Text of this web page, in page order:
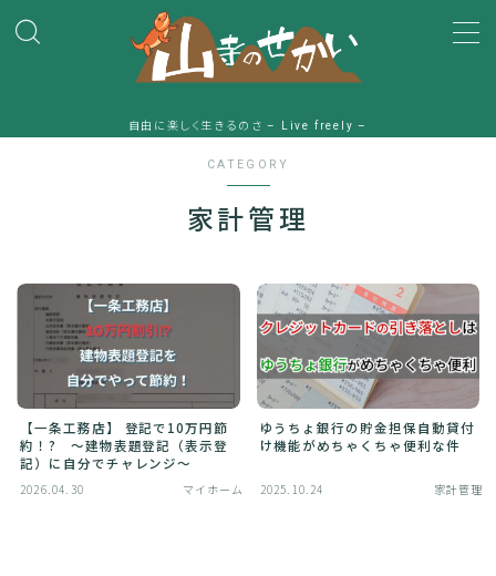
自由に楽しく生きるのさ – Live freely –
ガジェット
時間
山寺のアメブロ
CATEGORY
家計管理
【一条工務店】 登記で10万円節
約！? 〜建物表題登記（表示登
記）に自分でチャレンジ〜
2026.04.30 マイホーム
ゆうちょ銀行の貯金担保自動貸付
け機能がめちゃくちゃ便利な件
2025.10.24 家計管理